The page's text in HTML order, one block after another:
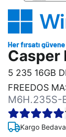
Casper
5 235 16GB
FREEDOS
M6H.235S-
Kargo Bedava